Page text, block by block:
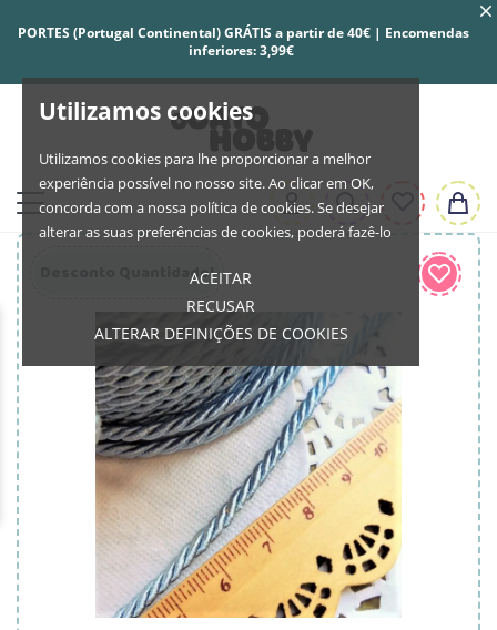
Utilizamos cookies
Utilizamos cookies para lhe proporcionar a melhor
experiência possível no nosso site. Ao clicar em OK,
concorda com a nossa política de cookies. Se desejar
alterar as suas preferências de cookies, poderá fazê-lo
ACEITAR
RECUSAR
ALTERAR DEFINIÇÕES DE COOKIES
PORTES (Portugal Continental) GRÁTIS a partir de 40€ | Encomendas
inferiores: 3,99€
Desconto Quantidade!